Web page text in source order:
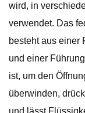
wird, in
verwendet. Das
besteht aus einer
und einer
ist, um den
überwinden,
und lässt